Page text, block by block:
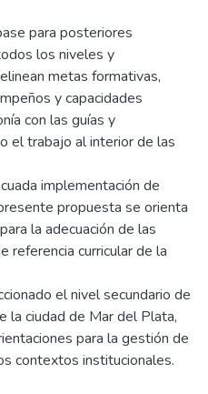
para posteriores
los niveles y
metas formativas,
y capacidades
con las guías y
el trabajo al interior de las
implementación de
propuesta se orienta
la adecuación de las
referencia curricular de la
el nivel secundario de
la ciudad de Mar del Plata,
para la gestión de